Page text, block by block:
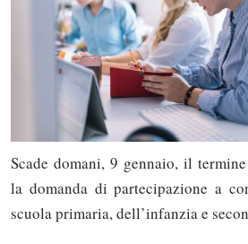
Scade domani, 9 gennaio, il
la domanda di partecipazione a
scuola primaria, dell’infanzia e